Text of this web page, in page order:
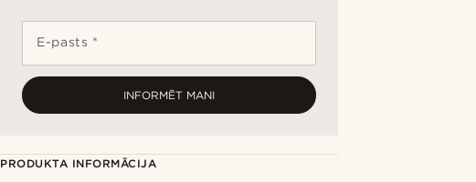
E-pasts *
INFORMĒT MANI
PRODUKTA INFORMĀCIJA